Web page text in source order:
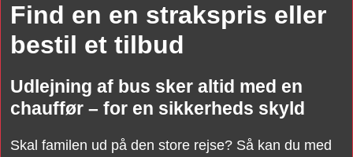
Find en en strakspris eller
bestil et tilbud
Udlejning af bus sker altid med en
chauffør – for en sikkerheds skyld
Skal familen ud på den store rejse? Så kan du med